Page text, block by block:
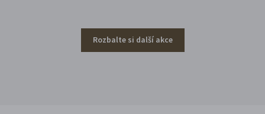
Rozbalte si další akce